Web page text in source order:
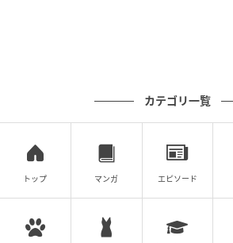
カテゴリ一覧
トップ マンガ エピソード